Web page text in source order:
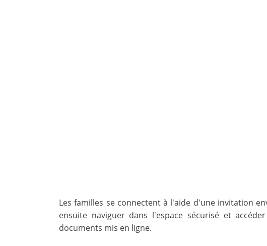
Les familles se connectent à l'aide d'une invitation
ensuite naviguer dans l'espace sécurisé et
documents mis en ligne.